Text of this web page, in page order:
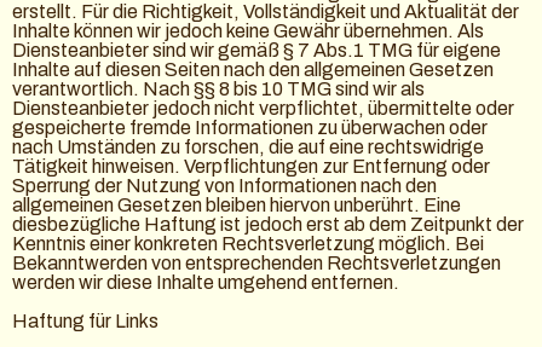
erstellt. Für die Richtigkeit, Vollständigkeit und Aktualität der
Inhalte können wir jedoch keine Gewähr übernehmen. Als
Diensteanbieter sind wir gemäß § 7 Abs.1 TMG für eigene
Inhalte auf diesen Seiten nach den allgemeinen Gesetzen
verantwortlich. Nach §§ 8 bis 10 TMG sind wir als
Diensteanbieter jedoch nicht verpflichtet, übermittelte oder
gespeicherte fremde Informationen zu überwachen oder
nach Umständen zu forschen, die auf eine rechtswidrige
Tätigkeit hinweisen. Verpflichtungen zur Entfernung oder
Sperrung der Nutzung von Informationen nach den
allgemeinen Gesetzen bleiben hiervon unberührt. Eine
diesbezügliche Haftung ist jedoch erst ab dem Zeitpunkt der
Kenntnis einer konkreten Rechtsverletzung möglich. Bei
Bekanntwerden von entsprechenden Rechtsverletzungen
werden wir diese Inhalte umgehend entfernen.
Haftung für Links